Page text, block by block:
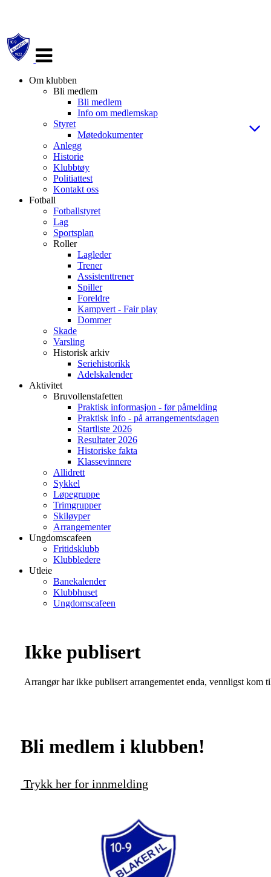
navigasjon
Om klubben
Bli medlem
Bli medlem
Info om medlemskap
Styret
Møtedokumenter
Anlegg
Historie
Klubbtøy
Politiattest
Kontakt oss
Fotball
Fotballstyret
Lag
Sportsplan
Roller
Lagleder
Trener
Assistenttrener
Spiller
Foreldre
Kampvert - Fair play
Dommer
Skade
Varsling
Historisk arkiv
Seriehistorikk
Adelskalender
Aktivitet
Bruvollenstafetten
Praktisk informasjon - før påmelding
Praktisk info - på arrangementsdagen
Startliste 2026
Resultater 2026
Historiske fakta
Klassevinnere
Allidrett
Sykkel
Løpegruppe
Trimgrupper
Skiløyper
Arrangementer
Ungdomscafeen
Fritidsklubb
Klubbledere
Utleie
Banekalender
Klubbhuset
Ungdomscafeen
Ikke publisert
Arrangør har ikke publisert arrangementet enda, vennligst kom
Bli medlem i klubben!
Trykk her for innmelding